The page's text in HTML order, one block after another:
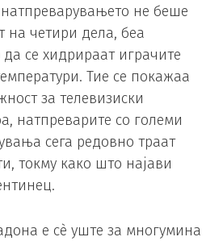
не беше
на четири дела, беа
се хидрираат играчите
Тие се покажаа
за телевизиски
натпреварите со големи
сега редовно траат
токму како што најави
е сè уште за многумина